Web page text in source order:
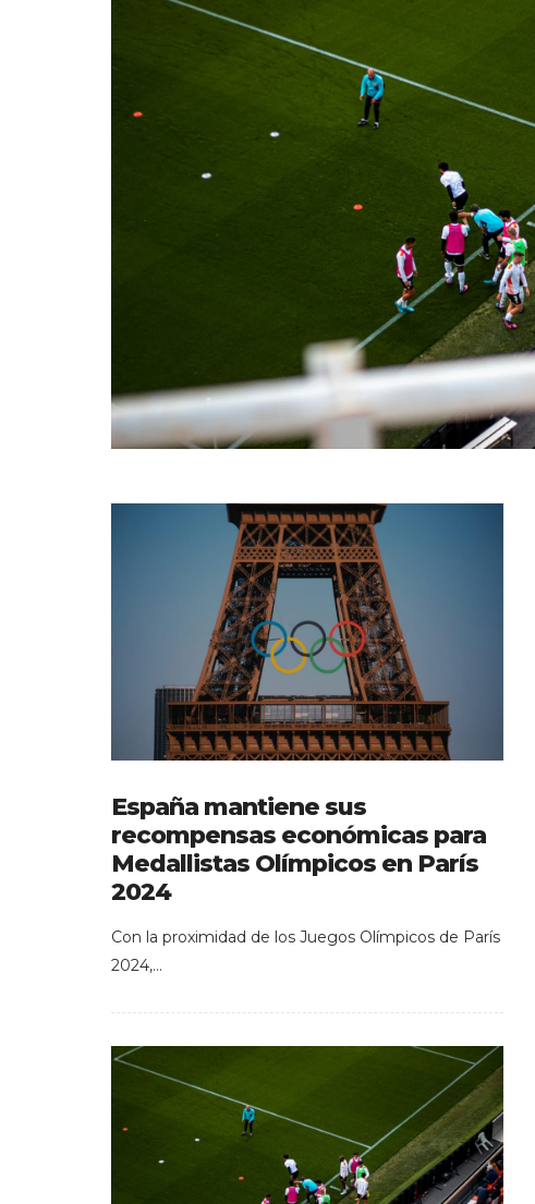
España mantiene sus
recompensas económicas para
Medallistas Olímpicos en París
2024
Con la proximidad de los Juegos Olímpicos de París
2024,…